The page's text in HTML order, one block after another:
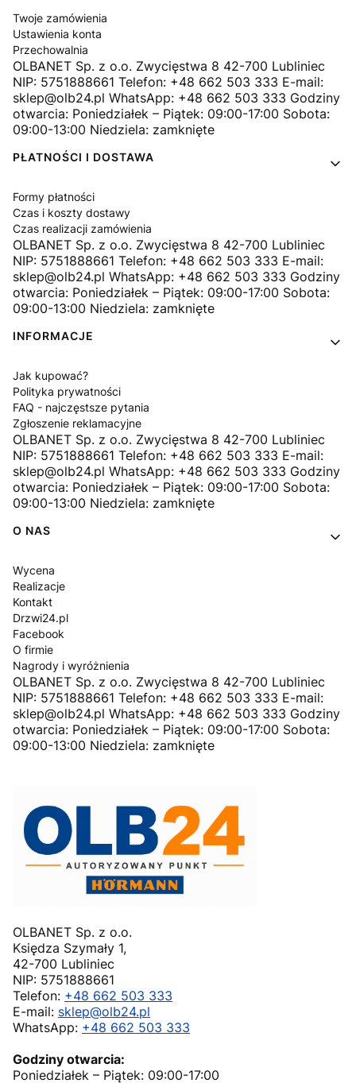
Twoje zamówienia
Ustawienia konta
Przechowalnia
OLBANET Sp. z o.o. Zwycięstwa 8 42-700 Lubliniec
NIP: 5751888661 Telefon: +48 662 503 333 E-mail:
sklep@olb24.pl WhatsApp: +48 662 503 333 Godziny
otwarcia: Poniedziałek – Piątek: 09:00-17:00 Sobota:
09:00-13:00 Niedziela: zamknięte
PŁATNOŚCI I DOSTAWA
Formy płatności
Czas i koszty dostawy
Czas realizacji zamówienia
OLBANET Sp. z o.o. Zwycięstwa 8 42-700 Lubliniec
NIP: 5751888661 Telefon: +48 662 503 333 E-mail:
sklep@olb24.pl WhatsApp: +48 662 503 333 Godziny
otwarcia: Poniedziałek – Piątek: 09:00-17:00 Sobota:
09:00-13:00 Niedziela: zamknięte
INFORMACJE
Jak kupować?
Polityka prywatności
FAQ - najczęstsze pytania
Zgłoszenie reklamacyjne
OLBANET Sp. z o.o. Zwycięstwa 8 42-700 Lubliniec
NIP: 5751888661 Telefon: +48 662 503 333 E-mail:
sklep@olb24.pl WhatsApp: +48 662 503 333 Godziny
otwarcia: Poniedziałek – Piątek: 09:00-17:00 Sobota:
09:00-13:00 Niedziela: zamknięte
O NAS
Wycena
Realizacje
Kontakt
Drzwi24.pl
Facebook
O firmie
Nagrody i wyróżnienia
OLBANET Sp. z o.o. Zwycięstwa 8 42-700 Lubliniec
NIP: 5751888661 Telefon: +48 662 503 333 E-mail:
sklep@olb24.pl WhatsApp: +48 662 503 333 Godziny
otwarcia: Poniedziałek – Piątek: 09:00-17:00 Sobota:
09:00-13:00 Niedziela: zamknięte
OLBANET Sp. z o.o.
Księdza Szymały 1,
42-700 Lubliniec
NIP: 5751888661
Telefon: +48 662 503 333
E-mail: sklep@olb24.pl
WhatsApp: +48 662 503 333
Godziny otwarcia:
Poniedziałek – Piątek: 09:00-17:00